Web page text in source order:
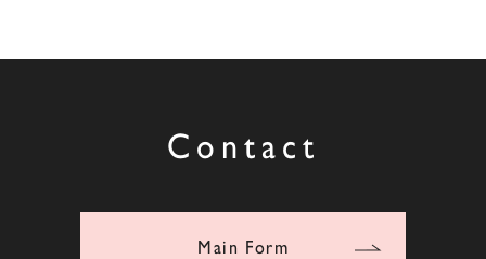
Contact
Main Form